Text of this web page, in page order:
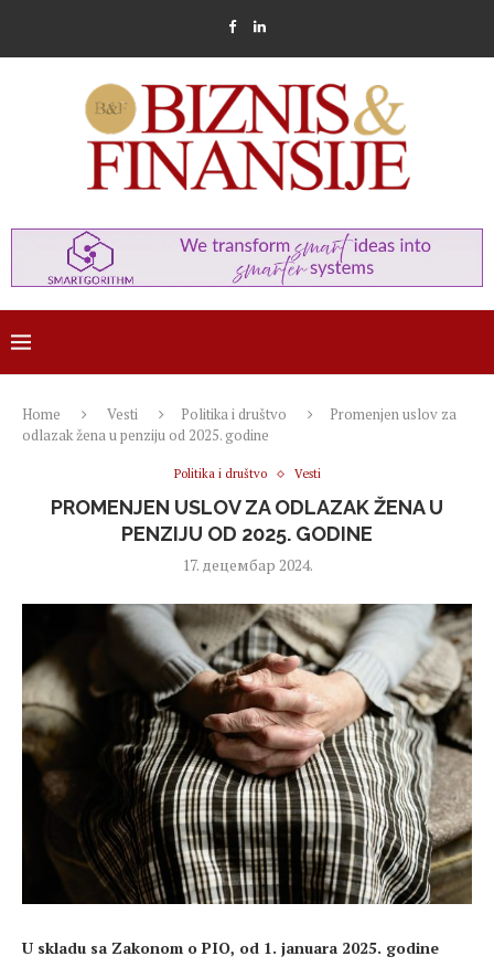
Home Vesti Politika i društvo
Promenjen uslov za
odlazak žena u penziju od 2025. godine
Politika i društvo Vesti
PROMENJEN USLOV ZA ODLAZAK ŽENA U
PENZIJU OD 2025. GODINE
17. децембар 2024.
U skladu sa Zakonom o PIO, od 1. januara 2025. godine